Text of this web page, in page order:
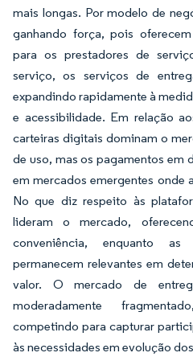
mais longas. Por modelo de
ganhando força, pois
para os prestadores de
serviço, os serviços de
expandindo rapidamente à
e acessibilidade. Em relação
carteiras digitais dominam o
de uso, mas os pagamentos em
em mercados emergentes onde
No que diz respeito às
lideram o mercado,
conveniência, enquanto
permanecem relevantes em
valor. O mercado de
moderadamente
competindo para capturar
às necessidades em evolução